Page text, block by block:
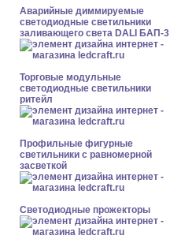
Аварийные диммируемые
светодиодные светильники
заливающего света DALI БАП-3
Торговые модульные
светодиодные светильники
ритейл
Профильные фигурные
светильники с равномерной
засветкой
Светодиодные прожекторы